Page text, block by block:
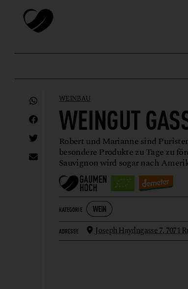
WEINBAU
WEINGUT
Robert und Marianne sind
besondere Produkte zu Tage zu
Sauvignon wird sogar nach
KATEGORIE WEIN
ADRESSE Joseph Haydngasse 7,7071